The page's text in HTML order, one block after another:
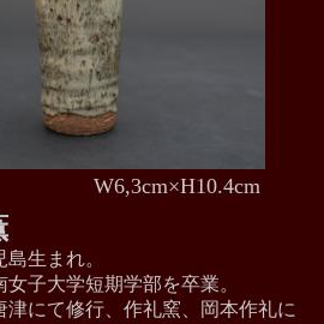
生まれ。
子大学短期学部を卒業。
行、作礼窯、岡本作礼に